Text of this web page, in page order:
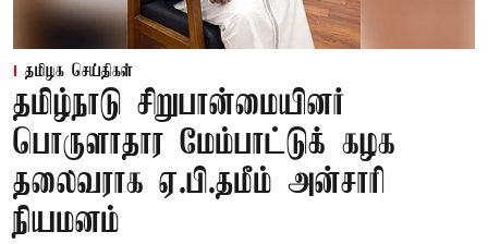
தமிழக செய்திகள்
தமிழ்நாடு சிறுபான்மையினர்
பொருளாதார மேம்பாட்டுக் கழக
தலைவராக ஏ.பி.தமீம் அன்சாரி
நியமனம்